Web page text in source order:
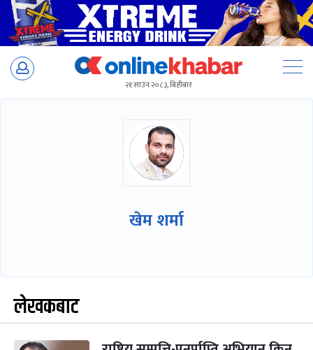
Skip
२१ साउन २०८३, बिहीबार
खेम शर्मा
लेखकबाट